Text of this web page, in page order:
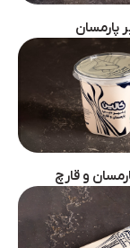
پارمسان
و قارچ